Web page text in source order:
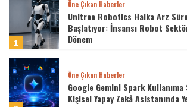
1
Öne Çıkan Haberler
Unitree Robotics Halka Arz
Başlatıyor: İnsansı Robot
Dönem
Öne Çıkan Haberler
Google Gemini Spark
Kişisel Yapay Zekâ Asistanında